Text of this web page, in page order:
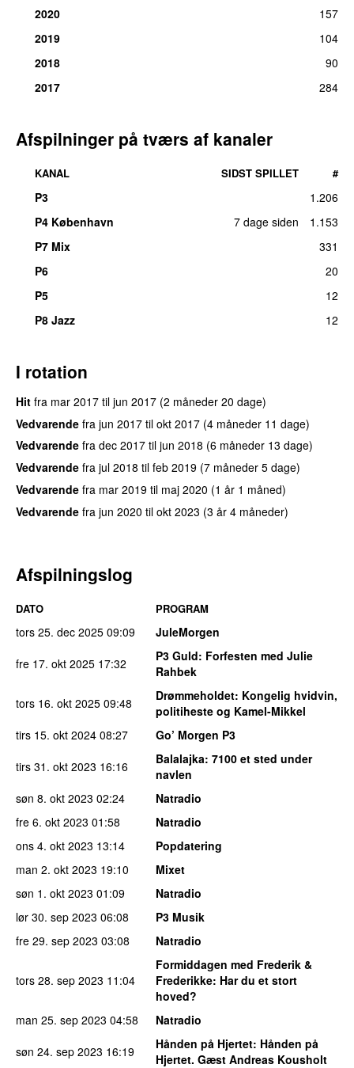
2020
157
2019
104
2018
90
2017
284
Afspilninger på tværs af kanaler
KANAL SIDST SPILLET #
P3
1.206
P4 København
7 dage siden
1.153
P7 Mix
331
P6
20
P5
12
P8 Jazz
12
I rotation
Hit fra mar 2017 til jun 2017 (2 måneder 20 dage)
Vedvarende fra jun 2017 til okt 2017 (4 måneder 11 dage)
Vedvarende fra dec 2017 til jun 2018 (6 måneder 13 dage)
Vedvarende fra jul 2018 til feb 2019 (7 måneder 5 dage)
Vedvarende fra mar 2019 til maj 2020 (1 år 1 måned)
Vedvarende fra jun 2020 til okt 2023 (3 år 4 måneder)
Afspilningslog
DATO PROGRAM
tors 25. dec 2025 09:09
JuleMorgen
fre 17. okt 2025 17:32 P3 Guld: Forfesten med Julie
Rahbek
tors 16. okt 2025 09:48 Drømmeholdet: Kongelig hvidvin,
politiheste og Kamel-Mikkel
tirs 15. okt 2024 08:27
Go’ Morgen P3
tirs 31. okt 2023 16:16 Balalajka: 7100 et sted under
navlen
søn 8. okt 2023 02:24
Natradio
fre 6. okt 2023 01:58
Natradio
ons 4. okt 2023 13:14
Popdatering
man 2. okt 2023 19:10
Mixet
søn 1. okt 2023 01:09
Natradio
lør 30. sep 2023 06:08
P3 Musik
fre 29. sep 2023 03:08 Natradio
tors 28. sep 2023 11:04
Formiddagen med Frederik &
Frederikke: Har du et stort
hoved?
man 25. sep 2023 04:58
Natradio
søn 24. sep 2023 16:19 Hånden på Hjertet: Hånden på
Hjertet. Gæst Andreas Kousholt